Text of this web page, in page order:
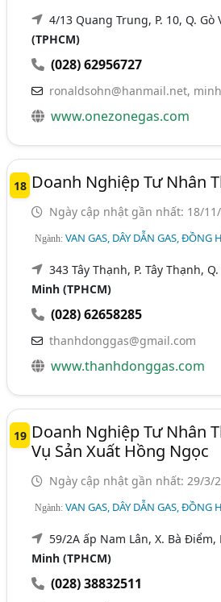
4/13 Quang Trung, P. 10, Q. Gò
(TPHCM)
(028) 62956727
ronaldsohn@hanmail.net,
www.onezonegas.com
18 Doanh Nghiệp Tư Nhân
Ngày cập nhật gần nhất: 18/
Ngành:VAN GAS, DÂY DẪN GAS, ĐỒNG
343 Tây Thạnh, P. Tây Thạnh,
Minh (TPHCM)
(028) 62658285
thanhdonggas@gmail.com
www.thanhdonggas.com
19 Doanh Nghiệp Tư Nhân
Vụ Sản Xuất Hồng Ngọc
Ngày cập nhật gần nhất: 29/3/
Ngành:VAN GAS, DÂY DẪN GAS, ĐỒNG
59/2A ấp Nam Lân, X. Bà
Minh (TPHCM)
(028) 38832511